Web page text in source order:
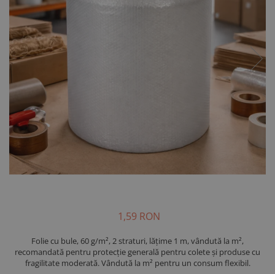
1,59 RON
Folie cu bule, 60 g/m², 2 straturi, lățime 1 m, vândută la m²,
recomandată pentru protecție generală pentru colete și produse cu
fragilitate moderată. Vândută la m² pentru un consum flexibil.